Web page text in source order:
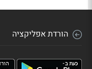
הורדת אפליקציה